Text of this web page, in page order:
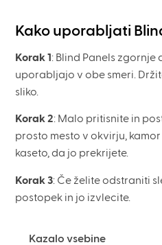
Kako uporabljati
Korak 1 : Blind Panels zgornje
uporabljajo v obe smeri.
sliko.
Korak 2: Malo pritisnite in
prosto mesto v okvirju,
kaseto, da jo prekrijete.
Korak 3: Če želite odstraniti
postopek in jo izvlecite.
Kazalo vsebine